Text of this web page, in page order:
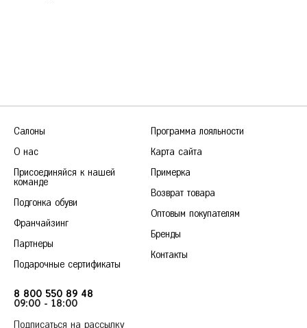
Салоны
О нас
Присоединяйся к нашей
команде
Подгонка обуви
Франчайзинг
Партнеры
Подарочные сертификаты
Программа лояльности
Карта сайта
Примерка
Возврат товара
Оптовым покупателям
Бренды
Контакты
8 800 550 89 48
09:00 - 18:00
Подписаться на рассылку